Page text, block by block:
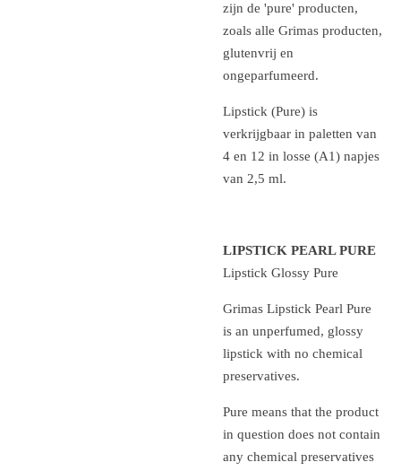
zijn de 'pure' producten,
zoals alle Grimas producten,
glutenvrij en
ongeparfumeerd.
Lipstick (Pure) is
verkrijgbaar in paletten van
4 en 12 in losse (A1) napjes
van 2,5 ml.
LIPSTICK PEARL PURE
Lipstick Glossy Pure
Grimas Lipstick Pearl Pure
is an unperfumed, glossy
lipstick with no chemical
preservatives.
Pure means that the product
in question does not contain
any chemical preservatives